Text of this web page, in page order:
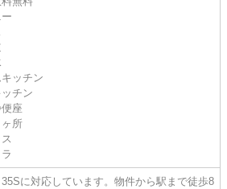
ッチン
チン
座
ヶ所
に対応しています。物件から駅まで徒歩8